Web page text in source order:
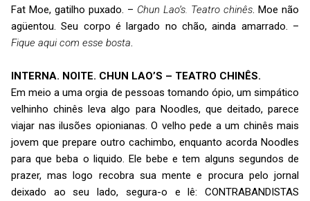
Fat Moe, gatilho puxado. – Chun Lao’s. Teatro chinês. Moe não
agüentou. Seu corpo é largado no chão, ainda amarrado. –
Fique aqui com esse bosta.
INTERNA. NOITE. CHUN LAO’S – TEATRO CHINÊS.
Em meio a uma orgia de pessoas tomando ópio, um simpático
velhinho chinês leva algo para Noodles, que deitado, parece
viajar nas ilusões opionianas. O velho pede a um chinês mais
jovem que prepare outro cachimbo, enquanto acorda Noodles
para que beba o liquido. Ele bebe e tem alguns segundos de
prazer, mas logo recobra sua mente e procura pelo jornal
deixado ao seu lado, segura-o e lê: CONTRABANDISTAS